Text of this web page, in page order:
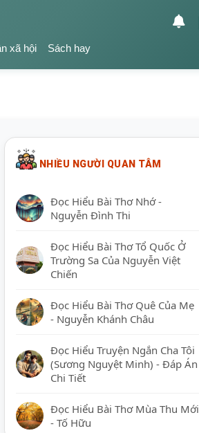
xã hội Sách hay
NHIỀU NGƯỜI QUAN TÂM
Đọc Hiểu Bài Thơ Nhớ -
Nguyễn Đình Thi
Đọc Hiểu Bài Thơ Tổ Quốc Ở
Trường Sa Của Nguyễn Việt
Chiến
Đọc Hiểu Bài Thơ Quê Của Mẹ
- Nguyễn Khánh Châu
Đọc Hiểu Truyện Ngắn Cha Tôi
(Sương Nguyệt Minh) - Đáp Án
Chi Tiết
Đọc Hiểu Bài Thơ Mùa Thu Mới
- Tố Hữu